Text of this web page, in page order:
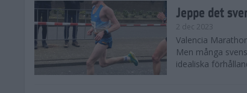
Jeppe det
2 dec 2023
Valencia
Men många
idealiska